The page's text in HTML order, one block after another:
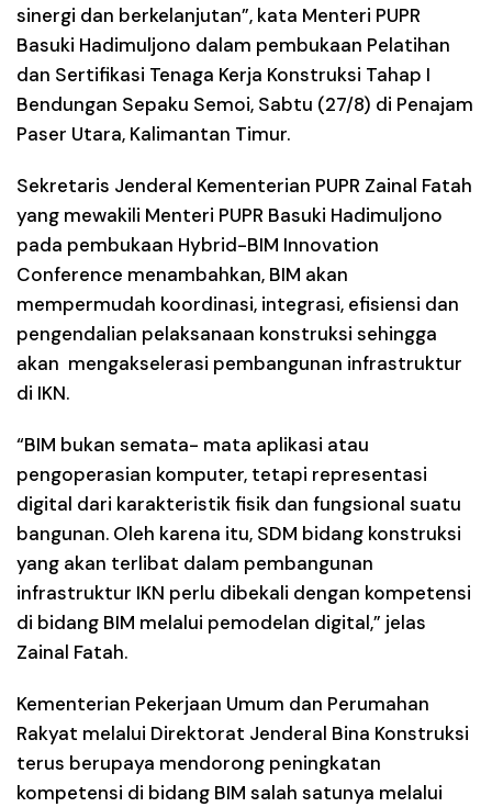
sinergi dan berkelanjutan”, kata Menteri PUPR
Basuki Hadimuljono dalam pembukaan Pelatihan
dan Sertifikasi Tenaga Kerja Konstruksi Tahap I
Bendungan Sepaku Semoi, Sabtu (27/8) di Penajam
Paser Utara, Kalimantan Timur.
Sekretaris Jenderal Kementerian PUPR Zainal Fatah
yang mewakili Menteri PUPR Basuki Hadimuljono
pada pembukaan Hybrid-BIM Innovation
Conference menambahkan, BIM akan
mempermudah koordinasi, integrasi, efisiensi dan
pengendalian pelaksanaan konstruksi sehingga
akan mengakselerasi pembangunan infrastruktur
di IKN.
“BIM bukan semata- mata aplikasi atau
pengoperasian komputer, tetapi representasi
digital dari karakteristik fisik dan fungsional suatu
bangunan. Oleh karena itu, SDM bidang konstruksi
yang akan terlibat dalam pembangunan
infrastruktur IKN perlu dibekali dengan kompetensi
di bidang BIM melalui pemodelan digital,” jelas
Zainal Fatah.
Kementerian Pekerjaan Umum dan Perumahan
Rakyat melalui Direktorat Jenderal Bina Konstruksi
terus berupaya mendorong peningkatan
kompetensi di bidang BIM salah satunya melalui